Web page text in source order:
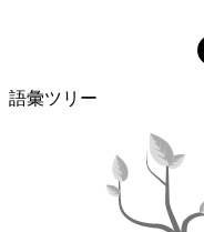
語彙ツリー